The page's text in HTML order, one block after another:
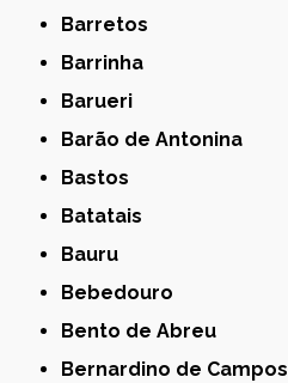
Barretos
Barrinha
Barueri
Barão de Antonina
Bastos
Batatais
Bauru
Bebedouro
Bento de Abreu
Bernardino de Campos